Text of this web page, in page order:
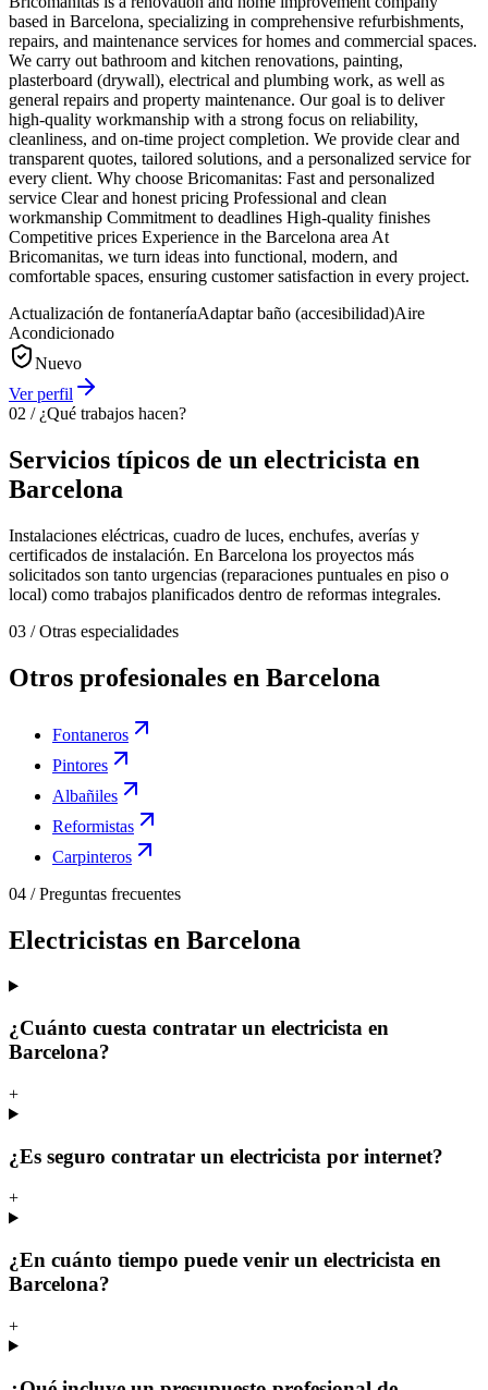
based in Barcelona, specializing in comprehensive refurbishments,
repairs, and maintenance services for homes and commercial spaces.
We carry out bathroom and kitchen renovations, painting,
plasterboard (drywall), electrical and plumbing work, as well as
general repairs and property maintenance. Our goal is to deliver
high-quality workmanship with a strong focus on reliability,
cleanliness, and on-time project completion. We provide clear and
transparent quotes, tailored solutions, and a personalized service for
every client. Why choose Bricomanitas: Fast and personalized
service Clear and honest pricing Professional and clean
workmanship Commitment to deadlines High-quality finishes
Competitive prices Experience in the Barcelona area At
Bricomanitas, we turn ideas into functional, modern, and
comfortable spaces, ensuring customer satisfaction in every project.
Actualización de fontaneríaAdaptar baño (accesibilidad)Aire
Acondicionado
Nuevo
Ver perfil
02 / ¿Qué trabajos hacen?
Servicios típicos de un electricista en
Barcelona
Instalaciones eléctricas, cuadro de luces, enchufes, averías y
certificados de instalación. En Barcelona los proyectos más
solicitados son tanto urgencias (reparaciones puntuales en piso o
local) como trabajos planificados dentro de reformas integrales.
03 /Otras especialidades
Otros profesionales en Barcelona
Fontaneros
Pintores
Albañiles
Reformistas
Carpinteros
04 /Preguntas frecuentes
Electricistas en Barcelona
¿Cuánto cuesta contratar un electricista en
Barcelona?
+
¿Es seguro contratar un electricista por internet?
+
¿En cuánto tiempo puede venir un electricista en
Barcelona?
+